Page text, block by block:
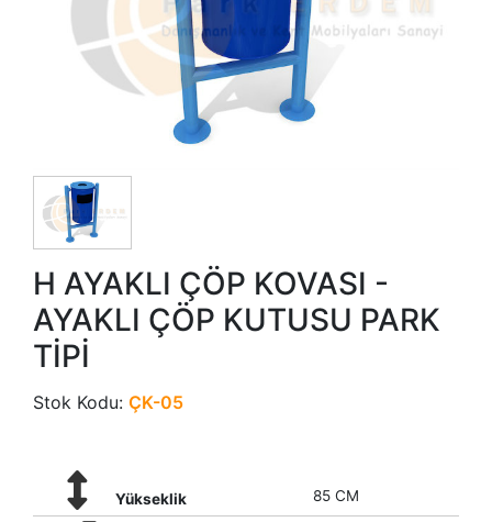
H AYAKLI ÇÖP KOVASI -
AYAKLI ÇÖP KUTUSU PARK
TİPİ
Stok Kodu: ÇK-05
Yükseklik 85 CM